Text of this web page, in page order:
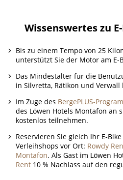
Wissenswertes zu
Bis zu einem Tempo von 25
unterstützt Sie der Motor am E-
Das Mindestalter für die
in Silvretta, Rätikon und Verwall
Im Zuge des BergePLUS-
des Löwen Hotels Montafon an
kostenlos teilnehmen.
Reservieren Sie gleich Ihr E-
Verleihshops vor Ort: Rowdy
Montafon. Als Gast im Löwen
Rent 10 % Nachlass auf den